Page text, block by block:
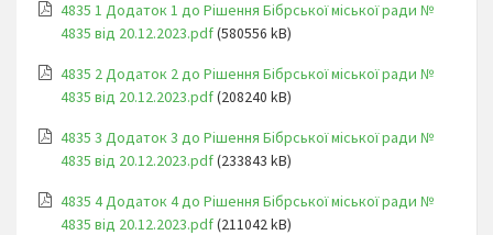
4835 1 Додаток 1 до Рішення Бібрської міської ради №
4835 від 20.12.2023.pdf(580556 kB)
4835 2 Додаток 2 до Рішення Бібрської міської ради №
4835 від 20.12.2023.pdf(208240 kB)
4835 3 Додаток 3 до Рішення Бібрської міської ради №
4835 від 20.12.2023.pdf(233843 kB)
4835 4 Додаток 4 до Рішення Бібрської міської ради №
4835 від 20.12.2023.pdf(211042 kB)